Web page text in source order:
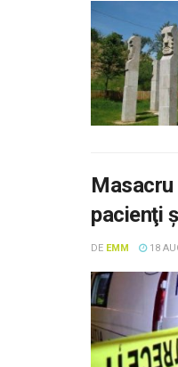
Masacru
pacienţi
DE EMM 18